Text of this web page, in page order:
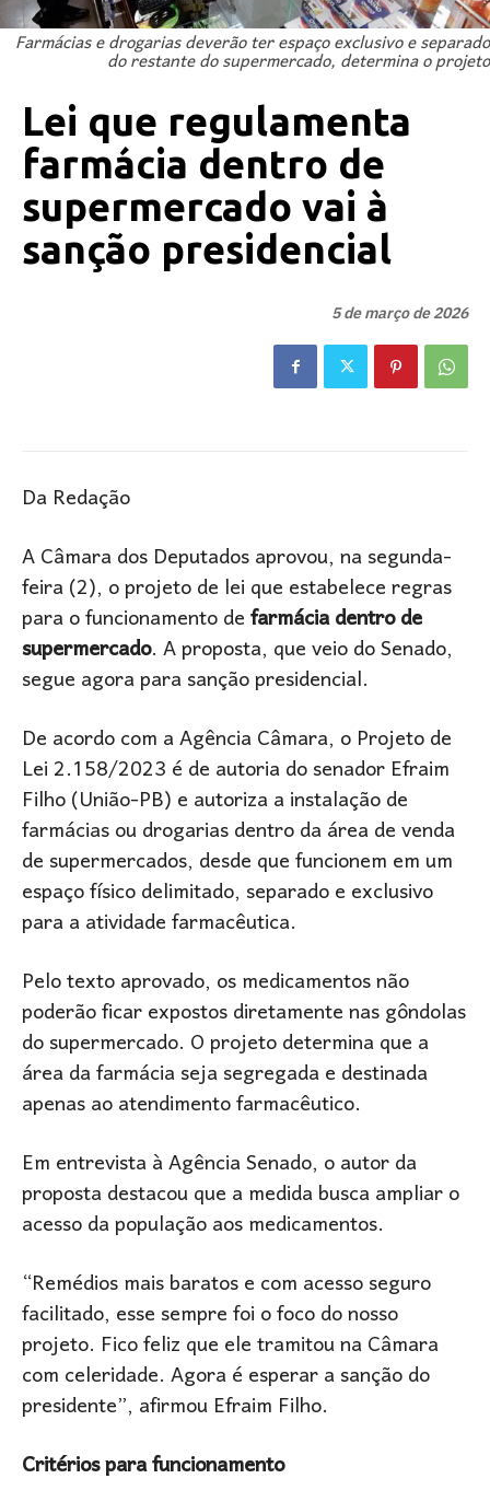
Farmácias e drogarias deverão ter espaço exclusivo e separado
do restante do supermercado, determina o projeto
Lei que regulamenta
farmácia dentro de
supermercado vai à
sanção presidencial
5 de março de 2026
Da Redação
A Câmara dos Deputados aprovou, na segunda-
feira (2), o projeto de lei que estabelece regras
para o funcionamento defarmácia dentro de
supermercado. A proposta, que veio do Senado,
segue agora para sanção presidencial.
De acordo com a Agência Câmara, o Projeto de
Lei 2.158/2023 é de autoria do senadorEfraim
Filho(União-PB) e autoriza a instalação de
farmácias ou drogarias dentro da área de venda
de supermercados, desde que funcionem em um
espaço físico delimitado, separado e exclusivo
para a atividade farmacêutica.
Pelo texto aprovado, os medicamentos não
poderão ficar expostos diretamente nas gôndolas
do supermercado. O projeto determina que a
área da farmácia seja segregada e destinada
apenas ao atendimento farmacêutico.
Em entrevista àAgência Senado, o autor da
proposta destacou que a medida busca ampliar o
acesso da população aos medicamentos.
“Remédios mais baratos e com acesso seguro
facilitado, esse sempre foi o foco do nosso
projeto. Fico feliz que ele tramitou na Câmara
com celeridade. Agora é esperar a sanção do
presidente”, afirmouEfraim Filho.
Critérios para funcionamento